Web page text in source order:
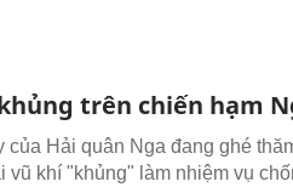
trên chiến hạm
của Hải quân Nga đang ghé
vũ khí "khủng" làm nhiệm vụ